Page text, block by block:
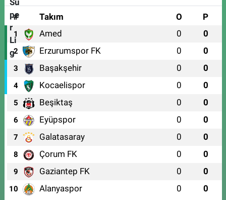
# Takım O P
1 Amed 0 0
2 Erzurumspor FK 0 0
3 Başakşehir 0 0
4 Kocaelispor 0 0
5 Beşiktaş 0 0
6 Eyüpspor 0 0
7 Galatasaray 0 0
8 Çorum FK 0 0
9 Gaziantep FK 0 0
10 Alanyaspor 0 0